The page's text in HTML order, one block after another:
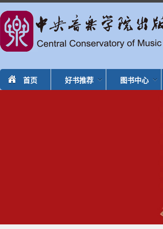
首页 好书推荐 图书中心